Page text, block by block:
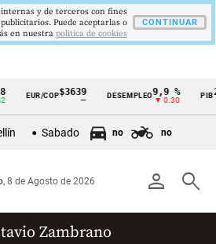
EUR/COP$3639
—
DESEMPLEO9,9 %
▼ 0.30
PIB
▲
Sabado no no
person search
, 8 de Agosto de 2026
Zambrano
y de terceros con fines
Puede aceptarlas o
en nuestra politica de cookies
CONTINUAR